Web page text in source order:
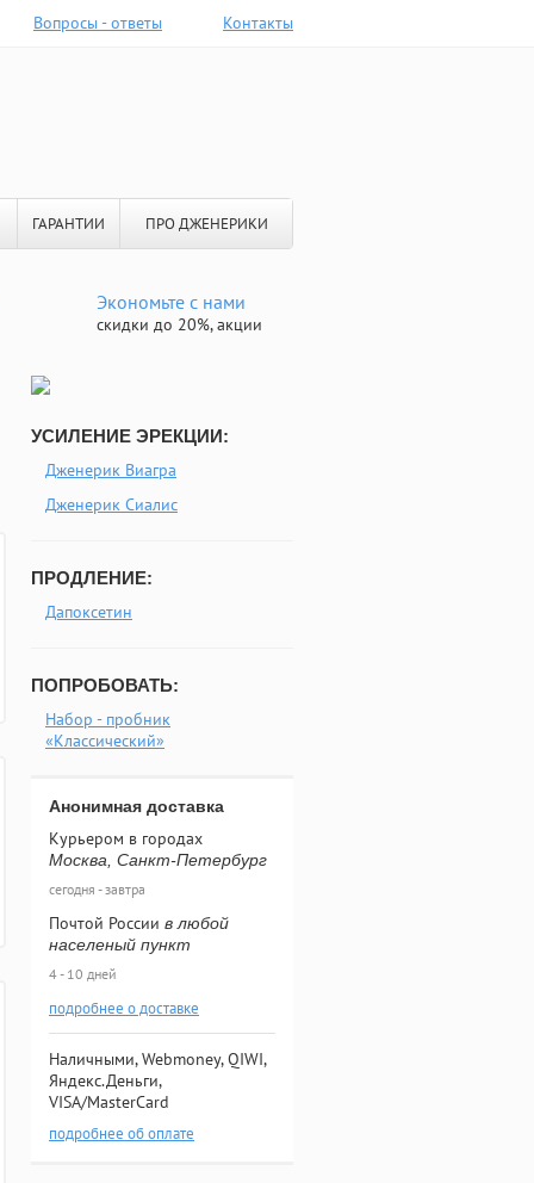
Вопросы - ответы Контакты
ГАРАНТИИ ПРО ДЖЕНЕРИКИ
Экономьте с нами
скидки до 20%, акции
УСИЛЕНИЕ ЭРЕКЦИИ:
Дженерик Виагра
Дженерик Сиалис
ПРОДЛЕНИЕ:
Дапоксетин
ПОПРОБОВАТЬ:
Набор - пробник
«Классический»
Анонимная доставка
Курьером в городах
Москва, Санкт-Петербург
сегодня - завтра
Почтой России в любой
населеный пункт
4 - 10 дней
подробнее о доставке
Наличными, Webmoney, QIWI,
Яндекс.Деньги,
VISA/MasterCard
подробнее об оплате